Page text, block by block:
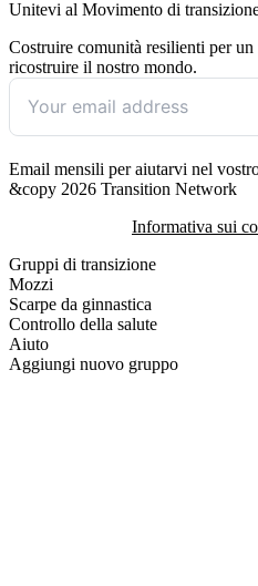
Unitevi al Movimento di
Costruire comunità resilienti per
ricostruire il nostro mondo.
Email mensili per aiutarvi nel
&copy 2026 Transition Network
Informativa sui
Gruppi di transizione
Mozzi
Scarpe da ginnastica
Controllo della salute
Aiuto
Aggiungi nuovo gruppo